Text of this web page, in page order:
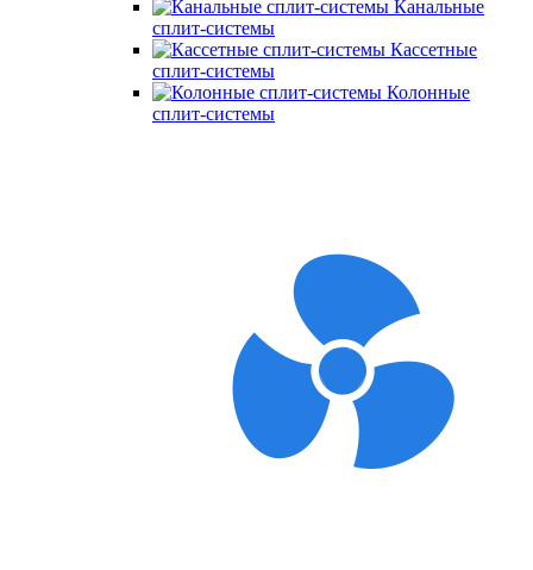
Канальные
сплит-системы
Кассетные
сплит-системы
Колонные
сплит-системы